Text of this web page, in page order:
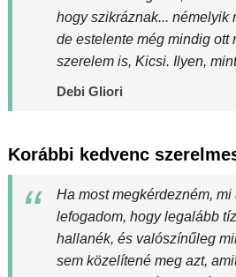
hogy szikráznak... némelyik
de estelente még mindig ott
szerelem is, Kicsi. Ilyen,
Debi Gliori
Korábbi kedvenc
Ha most megkérdezném, mi
lefogadom, hogy legalább
hallanék, és valószínűleg
sem közelítené meg azt,